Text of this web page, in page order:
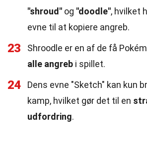
"shroud" og "doodle", hvilket
evne til at kopiere angreb.
23
Shroodle er en af de få
alle angreb i spillet.
24
Dens evne "Sketch" kan kun
kamp, hvilket gør det til en
udfordring.